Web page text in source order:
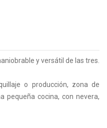
y versátil de las tres.
o producción, zona de
pequeña cocina, con nevera,